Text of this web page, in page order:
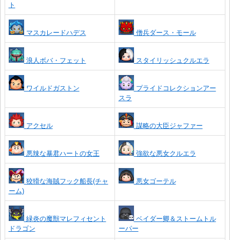
ト
マスカレードハデス 僧兵ダース・モール
浪人ボバ・フェット スタイリッシュクルエラ
ワイルドガストン
プライドコレクションアー
スラ
アクセル 謀略の大臣ジャファー
悪辣な暴君ハートの女王 強欲な悪女クルエラ
狡猾な海賊フック船長(チャ
ーム)
悪女ゴーテル
緑炎の魔獣マレフィセント
ドラゴン
ベイダー卿＆ストームトル
ーパー